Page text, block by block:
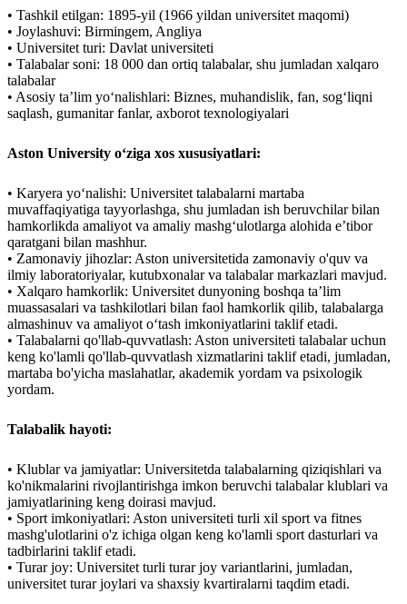
• Tashkil etilgan: 1895-yil (1966 yildan universitet maqomi)
• Joylashuvi: Birmingem, Angliya
• Universitet turi: Davlat universiteti
• Talabalar soni: 18 000 dan ortiq talabalar, shu jumladan xalqaro
talabalar
• Asosiy taʼlim yoʻnalishlari: Biznes, muhandislik, fan, sogʻliqni
saqlash, gumanitar fanlar, axborot texnologiyalari
Aston University o‘ziga xos xususiyatlari:
• Karyera yo‘nalishi: Universitet talabalarni martaba
muvaffaqiyatiga tayyorlashga, shu jumladan ish beruvchilar bilan
hamkorlikda amaliyot va amaliy mashg‘ulotlarga alohida e’tibor
qaratgani bilan mashhur.
• Zamonaviy jihozlar: Aston universitetida zamonaviy o'quv va
ilmiy laboratoriyalar, kutubxonalar va talabalar markazlari mavjud.
• Xalqaro hamkorlik: Universitet dunyoning boshqa taʼlim
muassasalari va tashkilotlari bilan faol hamkorlik qilib, talabalarga
almashinuv va amaliyot oʻtash imkoniyatlarini taklif etadi.
• Talabalarni qo'llab-quvvatlash: Aston universiteti talabalar uchun
keng ko'lamli qo'llab-quvvatlash xizmatlarini taklif etadi, jumladan,
martaba bo'yicha maslahatlar, akademik yordam va psixologik
yordam.
Talabalik hayoti:
• Klublar va jamiyatlar: Universitetda talabalarning qiziqishlari va
ko'nikmalarini rivojlantirishga imkon beruvchi talabalar klublari va
jamiyatlarining keng doirasi mavjud.
• Sport imkoniyatlari: Aston universiteti turli xil sport va fitnes
mashg'ulotlarini o'z ichiga olgan keng ko'lamli sport dasturlari va
tadbirlarini taklif etadi.
• Turar joy: Universitet turli turar joy variantlarini, jumladan,
universitet turar joylari va shaxsiy kvartiralarni taqdim etadi.